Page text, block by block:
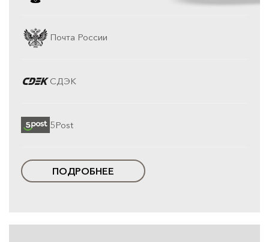
Почта России
СДЭК
5Post
ПОДРОБНЕЕ